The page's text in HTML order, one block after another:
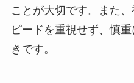
ことが大切です。また
ピードを重視せず、慎
きです。